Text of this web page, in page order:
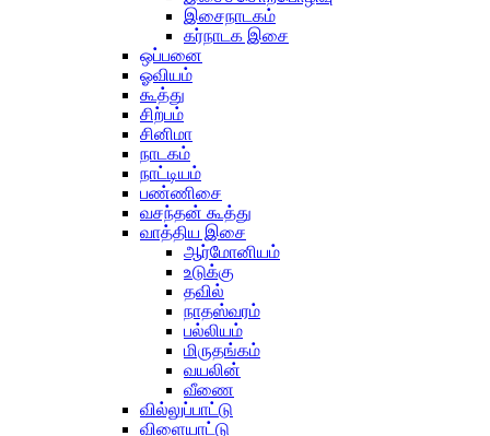
இசைநாடகம்
கர்நாடக இசை
ஒப்பனை
ஓவியம்
கூத்து
சிற்பம்
சினிமா
நாடகம்
நாட்டியம்
பண்ணிசை
வசந்தன் கூத்து
வாத்திய இசை
ஆர்மோனியம்
உடுக்கு
தவில்
நாதஸ்வரம்
பல்லியம்
மிருதங்கம்
வயலின்
வீணை
வில்லுப்பாட்டு
விளையாட்டு